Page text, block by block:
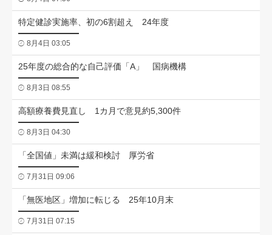
特定健診実施率、初の6割超え 24年度
8月4日 03:05
25年度の総合的な自己評価「A」 国病機構
8月3日 08:55
高額療養費見直し 1カ月で意見約5,300件
8月3日 04:30
「全国値」未満は緩和検討 厚労省
7月31日 09:06
「無医地区」増加に転じる 25年10月末
7月31日 07:15